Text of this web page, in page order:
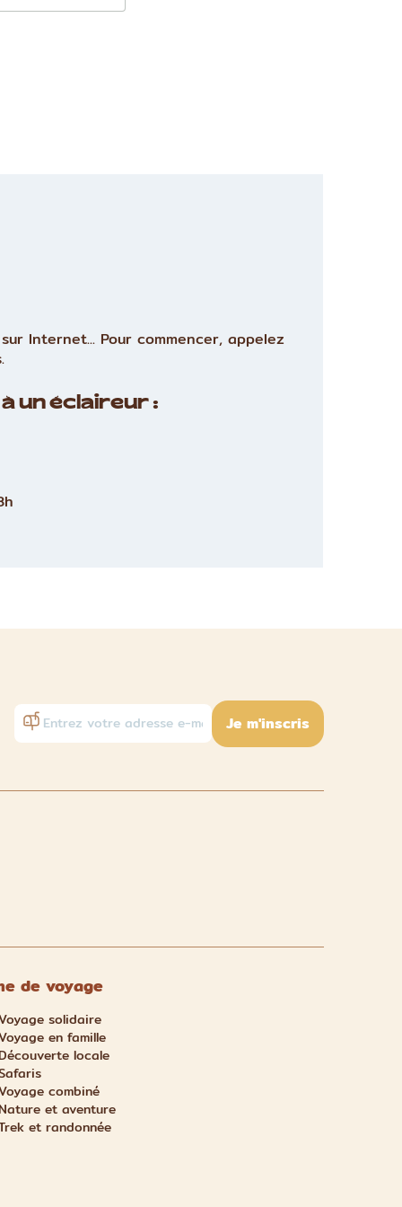
Internet... Pour commencer, appelez
un éclaireur :
Je m'inscris
de voyage
solidaire
en famille
locale
combiné
et aventure
et randonnée